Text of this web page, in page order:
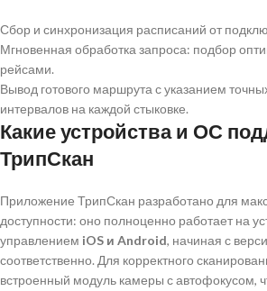
Сбор и синхронизация расписаний от
Мгновенная обработка запроса: подбор
рейсами.
Вывод готового маршрута с указанием
интервалов на каждой стыковке.
Какие устройства и ОС
ТрипСкан
Приложение ТрипСкан разработано для
доступности: оно полноценно работает на
управлением iOS и Android, начиная с
соответственно. Для корректного
встроенный модуль камеры с автофокусом,